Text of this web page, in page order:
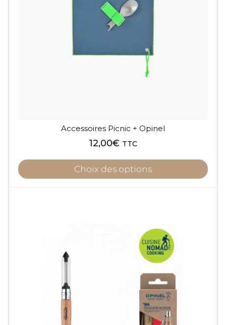
Accessoires Picnic + Opinel
12,00€ TTC
Choix des options